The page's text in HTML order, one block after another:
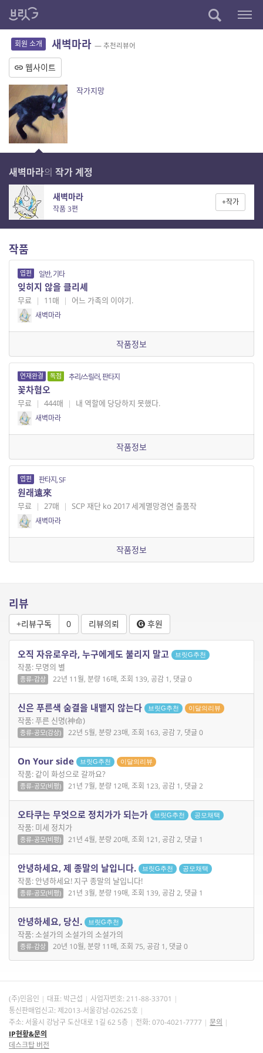
회원 소개 새벽마라 — 추천리뷰어
웹사이트
작가지망
새벽마라의 작가 계정
새벽마라
작품 3편
+작가
작품
엽편 일반, 기타
잊히지 않을 클리셰
무료 | 11매 | 어느 가족의 이야기.
새벽마라
작품정보
연재완결 독점 추리/스릴러, 판타지
꽃차혐오
무료 | 444매 | 내 역할에 당당하지 못했다.
새벽마라
작품정보
엽편 판타지, SF
원래遠來
무료 | 27매 | SCP 재단 ko 2017 세계멸망경연 출품작
새벽마라
작품정보
리뷰
+리뷰구독 0 리뷰의뢰 후원
오직 자유로우라, 누구에게도 불리지 말고 브릿G추천
작품: 무명의 별
종류-감상 22년 11월, 분량 16매, 조회 139, 공감 1, 댓글 0
신은 푸른색 숨결을 내뱉지 않는다 브릿G추천 이달의리뷰
작품: 푸른 신명(神命)
종류-공모(감상) 22년 5월, 분량 23매, 조회 163, 공감 7, 댓글 0
On Your side 브릿G추천 이달의리뷰
작품: 같이 화성으로 갈까요?
종류-공모(비평) 21년 7월, 분량 12매, 조회 123, 공감 1, 댓글 2
오타쿠는 무엇으로 정치가가 되는가 브릿G추천 공모채택
작품: 미세 정치가
종류-공모(비평) 21년 4월, 분량 20매, 조회 121, 공감 2, 댓글 1
안녕하세요, 제 종말의 날입니다. 브릿G추천 공모채택
작품: 안녕하세요! 지구 종말의 날입니다!
종류-공모(비평) 21년 3월, 분량 19매, 조회 139, 공감 2, 댓글 1
안녕하세요, 당신. 브릿G추천
작품: 소설가의 소설가의 소설가의
종류-감상 20년 10월, 분량 11매, 조회 75, 공감 1, 댓글 0
(주)민음인 대표: 박근섭 사업자번호: 211-88-33701
통신판매업신고: 제2013-서울강남-02625호
주소: 서울시 강남구 도산대로 1길 62 5층
전화: 070-4021-7777
문의
IP현황&문의
데스크탑 버전